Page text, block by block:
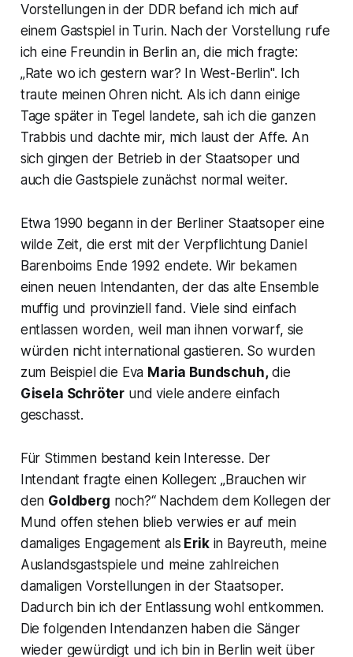
Vorstellungen in der DDR befand ich mich auf
einem Gastspiel in Turin. Nach der Vorstellung rufe
ich eine Freundin in Berlin an, die mich fragte:
„Rate wo ich gestern war? In West-Berlin". Ich
traute meinen Ohren nicht. Als ich dann einige
Tage später in Tegel landete, sah ich die ganzen
Trabbis und dachte mir, mich laust der Affe. An
sich gingen der Betrieb in der Staatsoper und
auch die Gastspiele zunächst normal weiter.
Etwa 1990 begann in der Berliner Staatsoper eine
wilde Zeit, die erst mit der Verpflichtung Daniel
Barenboims Ende 1992 endete. Wir bekamen
einen neuen Intendanten, der das alte Ensemble
muffig und provinziell fand. Viele sind einfach
entlassen worden, weil man ihnen vorwarf, sie
würden nicht international gastieren. So wurden
zum Beispiel die Eva Maria Bundschuh,die
Gisela Schröter und viele andere einfach
geschasst.
Für Stimmen bestand kein Interesse. Der
Intendant fragte einen Kollegen:„Brauchen wir
den Goldberg noch?“ Nachdem dem Kollegen der
Mund offen stehen blieb verwies er auf mein
damaliges Engagement als Erikin Bayreuth, meine
Auslandsgastspiele und meine zahlreichen
damaligen Vorstellungen in der Staatsoper.
Dadurch bin ich der Entlassung wohl entkommen.
Die folgenden Intendanzen haben die Sänger
wieder gewürdigt und ich bin in Berlin weit über